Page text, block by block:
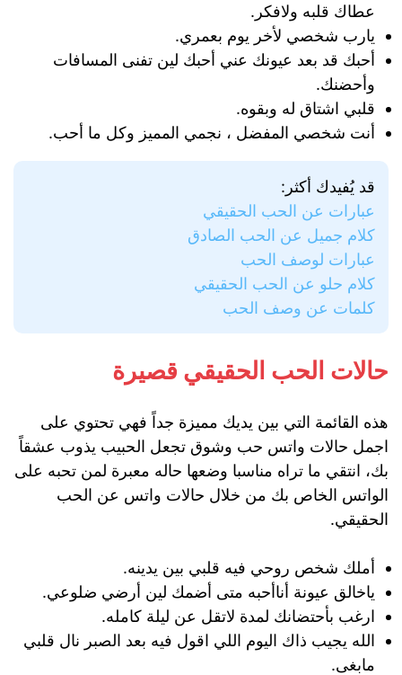
عطاك قلبه ولافكر.
يارب شخصي لأخر يوم بعمري.
أحبك قد بعد عيونك عني أحبك لين تفنى المسافات
وأحضنك.
قلبي اشتاق له وبقوه.
أنت شخصي المفضل ، نجمي المميز وكل ما أحب.
قد يُفيدك أكثر:
عبارات عن الحب الحقيقي
كلام جميل عن الحب الصادق
عبارات لوصف الحب
كلام حلو عن الحب الحقيقي
كلمات عن وصف الحب
حالات الحب الحقيقي قصيرة
هذه القائمة التي بين يديك مميزة جداً فهي تحتوي على
اجمل حالات واتس حب وشوق تجعل الحبيب يذوب عشقاً
بك، انتقي ما تراه مناسبا وضعها حاله معبرة لمن تحبه على
الواتس الخاص بك من خلال حالات واتس عن الحب
الحقيقي.
أملك شخص روحي فيه قلبي بين يدينه.
ياخالق عيونة أناأحبه متى أضمك لين أرضي ضلوعي.
ارغب بأحتضانك لمدة لاتقل عن ليلة كامله.
الله يجيب ذاك اليوم اللي اقول فيه بعد الصبر نال قلبي
مابغى.